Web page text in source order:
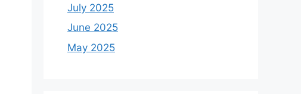
July 2025
June 2025
May 2025